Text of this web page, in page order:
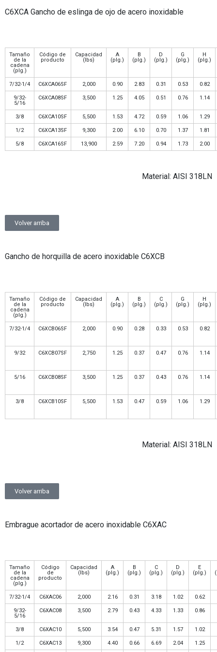
C6XCA Gancho de eslinga de ojo de acero inoxidable
Tamaño
de la
cadena
(plg.)
Código de
producto
Capacidad
(lbs)
A
(plg.)
B
(plg.)
D
(plg.)
G
(plg.)
H
(plg.)
7/32-1/4 C6XCA06SF 2,000 0.90 2.83 0.31 0.53 0.82
9/32-
5/16
C6XCA08SF 3,500 1.25 4.05 0.51 0.76 1.14
3/8 C6XCA10SF 5,500 1.53 4.72 0.59 1.06 1.29
1/2 C6XCA13SF 9,300 2.00 6.10 0.70 1.37 1.81
5/8 C6XCA16SF 13,900 2.59 7.20 0.94 1.73 2.00
Material: AISI 318LN
Volver arriba
Gancho de horquilla de acero inoxidable C6XCB
Tamaño
de la
cadena
(plg.)
Código de
producto
Capacidad
(lbs)
A
(plg.)
B
(plg.)
C
(plg.)
G
(plg.)
H
(plg.)
7/32-1/4 C6XCB06SF 2,000 0.90 0.28 0.33 0.53 0.82
9/32 C6XCB07SF 2,750 1.25 0.37 0.47 0.76 1.14
5/16 C6XCB08SF 3,500 1.25 0.37 0.43 0.76 1.14
3/8 C6XCB10SF 5,500 1.53 0.47 0.59 1.06 1.29
Material: AISI 318LN
Volver arriba
Embrague acortador de acero inoxidable C6XAC
Tamaño
de la
cadena
(plg.)
Código
de
producto
Capacidad
(lbs)
A
(plg.)
B
(plg.)
C
(plg.)
D
(plg.)
E
(plg.)
7/32-1/4 C6XAC06 2,000 2.16 0.31 3.18 1.02 0.62
9/32-
5/16
C6XAC08 3,500 2.79 0.43 4.33 1.33 0.86
3/8 C6XAC10 5,500 3.54 0.47 5.31 1.57 1.02
1/2 C6XAC13 9,300 4.40 0.66 6.69 2.04 1.25